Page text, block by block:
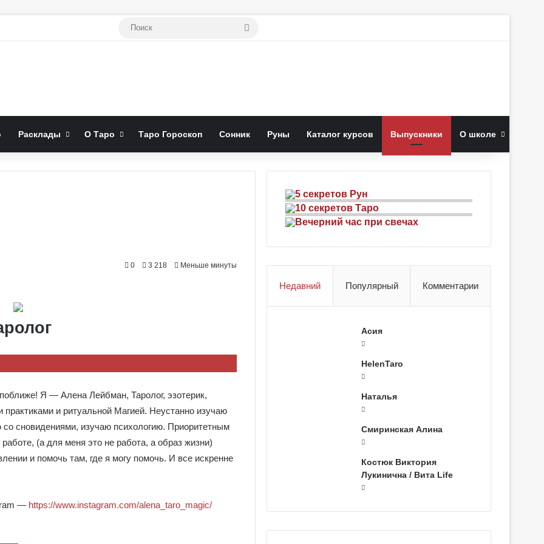
Расклады О Таро Таро Гороскоп Сонник Руны Каталог курсов Выпускники О школе
0 3 218 Меньше минуты
Я — Алена Лейбман, Таролог, эзотерик,
и ритуальной Магией. Неустанно изучаю
сновидениями, изучаю психологию. Приоритетным
(а для меня это не работа, а образ жизни)
и помочь там, где я могу помочь. И все искренне
— https://www.instagram.com/alena_taro_magic/
Недавний Популярный Комментарии
Асия
HelenTaro
Наталья
Смиринская Алина
Костюк Виктория
Лукинична / Вита Life